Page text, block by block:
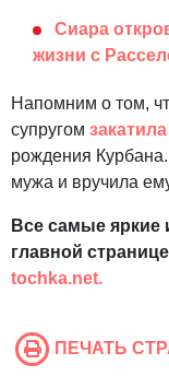
Сиара
жизни с
Напомним о том,
супругом
рождения
мужа и вручила
Все самые яркие
главной
tochka.net.
ПЕЧАТЬ